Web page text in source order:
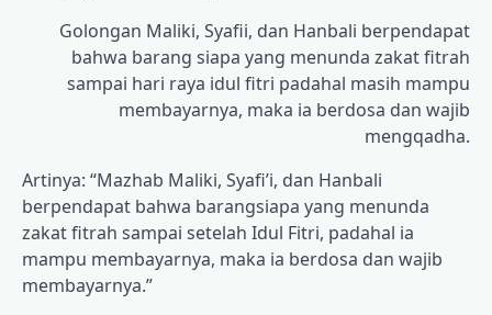
Golongan Maliki, Syafii, dan Hanbali berpendapat
bahwa barang siapa yang menunda zakat fitrah
sampai hari raya idul fitri padahal masih mampu
membayarnya, maka ia berdosa dan wajib
mengqadha.
Artinya: “Mazhab Maliki, Syafi’i, dan Hanbali
berpendapat bahwa barangsiapa yang menunda
zakat fitrah sampai setelah Idul Fitri, padahal ia
mampu membayarnya, maka ia berdosa dan wajib
membayarnya.”